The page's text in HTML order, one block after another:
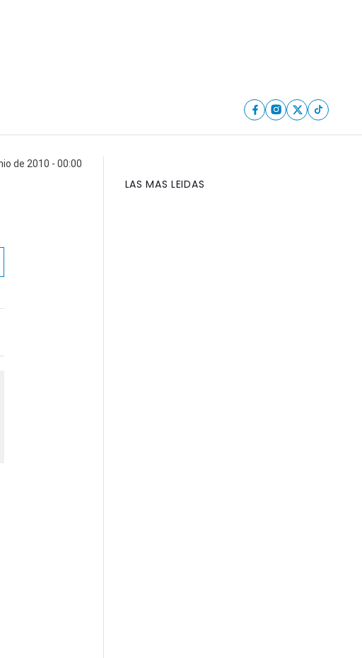
de 2010 - 00:00
LAS MAS LEIDAS